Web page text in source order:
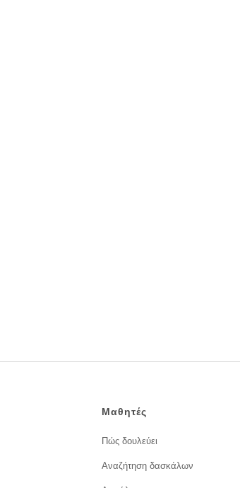
Μαθητές
Πώς δουλεύει
Αναζήτηση δασκάλων